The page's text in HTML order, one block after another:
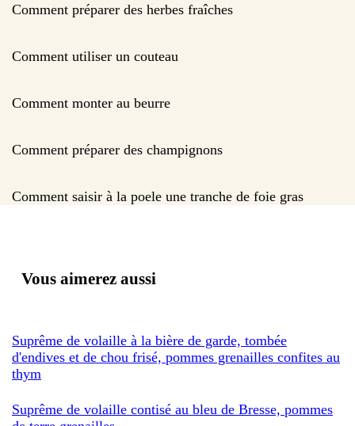
Comment préparer des herbes fraîches
Comment utiliser un couteau
Comment monter au beurre
Comment préparer des champignons
Comment saisir à la poele une tranche de foie gras
Vous aimerez aussi
Suprême de volaille à la bière de garde, tombée
d'endives et de chou frisé, pommes grenailles confites au
thym
Suprême de volaille contisé au bleu de Bresse, pommes